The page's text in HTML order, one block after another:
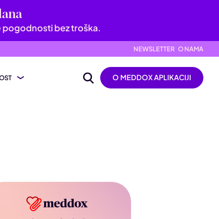
pogodnosti bez troška.
NEWSLETTER O NAMA
O MEDDOX APLIKACIJI